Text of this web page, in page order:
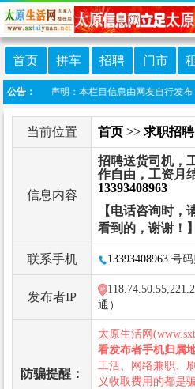
首页 拼车 招聘 门市
公告：免责声明：本栏目信息由网友自行发布
当前位置 首页 >> 求职招聘
信息内容
招聘送货司机，
作自由，工资月
13393408963
【电话咨询时，
看到的，谢谢！】
联系手机 13393408963 号
发布者IP
通）
防骗提醒：
太原生活网
看发布者手机归属
工活、网络兼职、
义收取费用的都是